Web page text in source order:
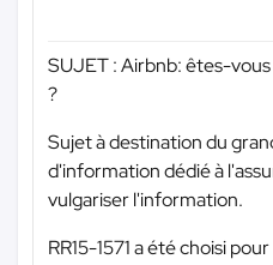
SUJET : Airbnb: êtes-
?
Sujet à destination du
d'information dédié à
vulgariser l'information.
RR15-1571 a été choisi